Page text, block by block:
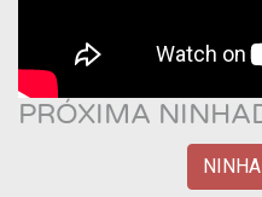
PRÓXIMA